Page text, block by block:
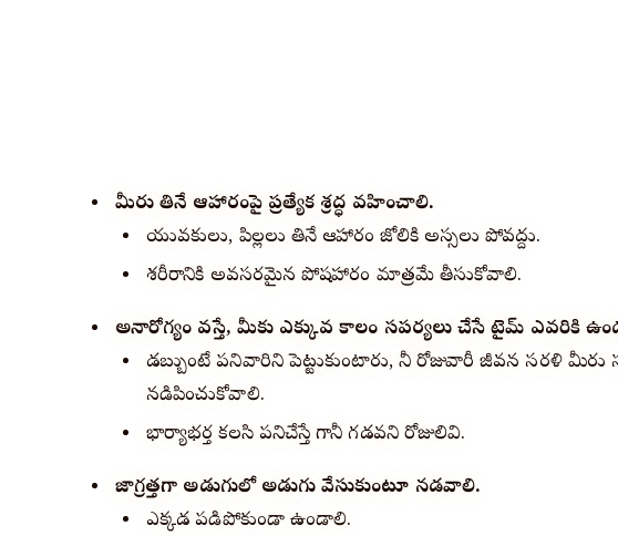
మీరు తినే ఆహారంపై ప్రత్యేక శ్రద్ధ వహించాలి.
యువకులు, పిల్లలు తినే ఆహారం జోలికి అస్సలు పోవద్దు.
శరీరానికి అవసరమైన పోషకాహారం మాత్రమే తీసుకోవాలి.
అనారోగ్యం వస్తే, మీకు ఎక్కువ కాలం సపర్యలు చేసే టైమ్ ఎవరికి
డబ్బుంటే పనివారిని పెట్టుకుంటారు, కానీ రోజువారీ జీవన సరళి మీరు
నడిపించుకోవాలి.
భార్యాభర్త కలసి పనిచేస్తే గానీ గడవని రోజులివి.
జాగ్రత్తగా అడుగులో అడుగు వేసుకుంటూ నడవాలి.
ఎక్కడ పడిపోకుండా ఉండాలి.